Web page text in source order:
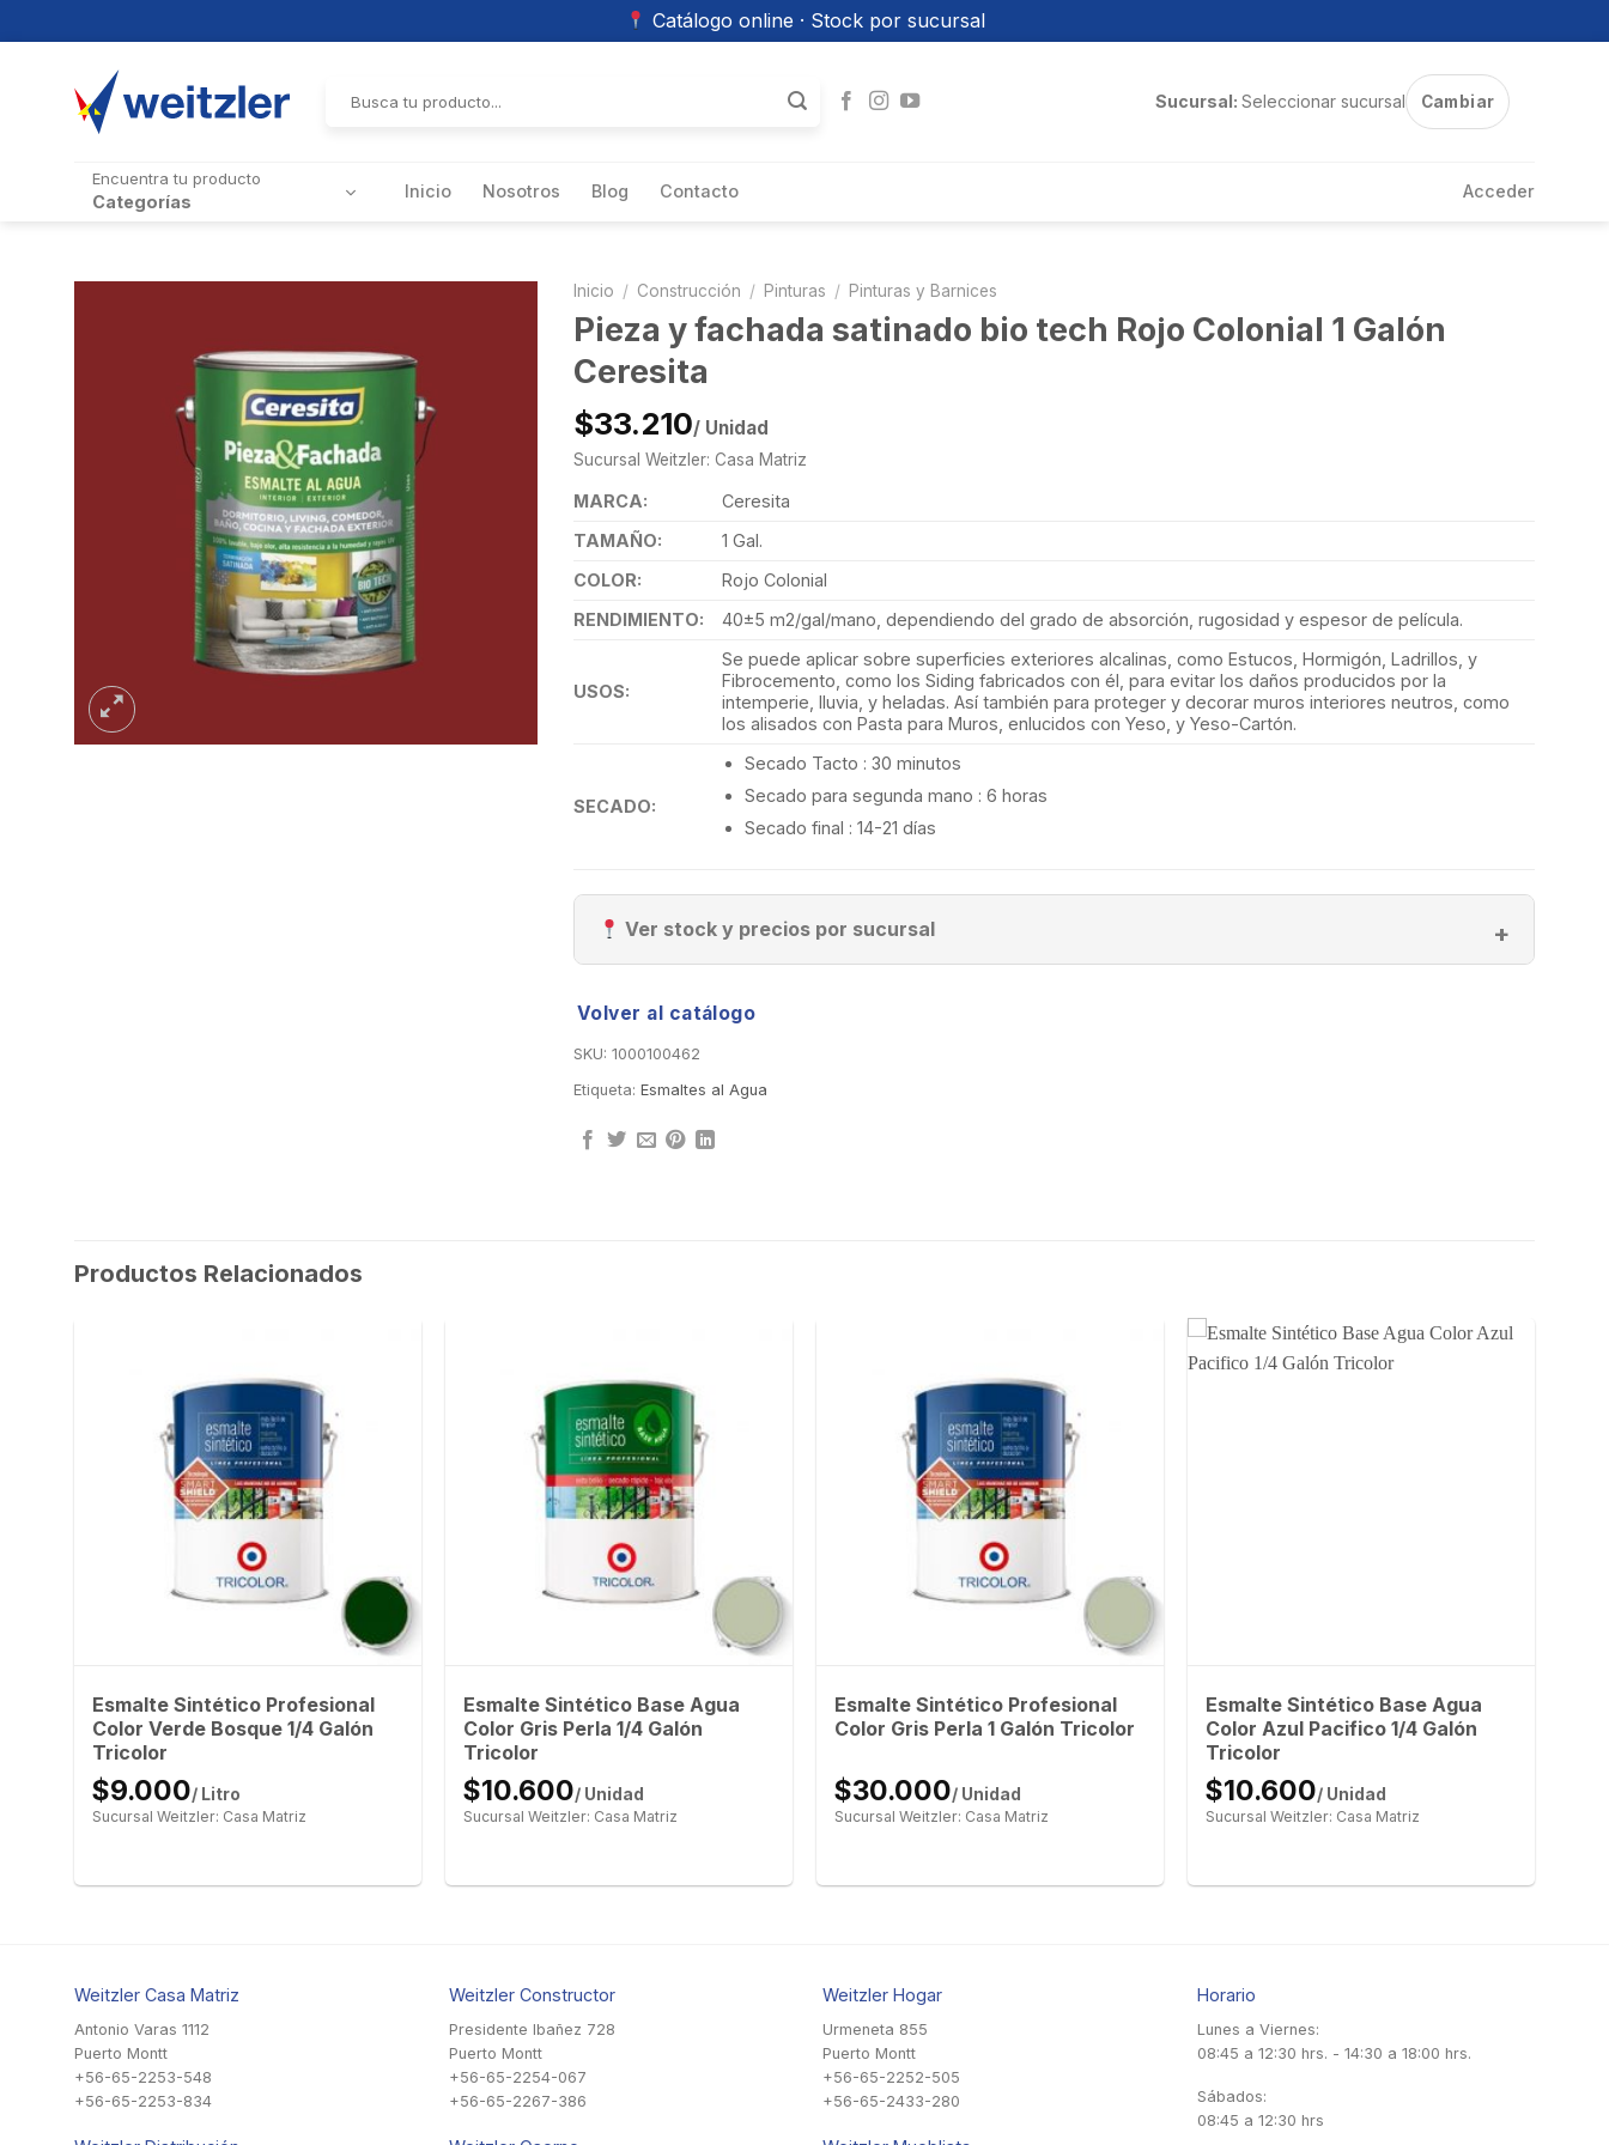
Catálogo online · Stock por sucursal
por:
Sucursal: Seleccionar sucursal Cambiar
Encuentra tu producto
Categorías Inicio Nosotros Blog Contacto Acceder
Inicio / Construcción / Pinturas / Pinturas y Barnices
Pieza y fachada satinado bio tech Rojo Colonial 1 Galón
Ceresita
$33.210/ Unidad
Sucursal Weitzler: Casa Matriz
MARCA:
Ceresita
TAMAÑO:
1 Gal.
COLOR:
Rojo Colonial
RENDIMIENTO:
40±5 m2/gal/mano, dependiendo del grado de absorción, rugosidad y espesor de película.
USOS:
Se puede aplicar sobre superficies exteriores alcalinas, como Estucos, Hormigón, Ladrillos, y
Fibrocemento, como los Siding fabricados con él, para evitar los daños producidos por la
intemperie, lluvia, y heladas. Así también para proteger y decorar muros interiores neutros, como
los alisados con Pasta para Muros, enlucidos con Yeso, y Yeso-Cartón.
SECADO:
Secado Tacto : 30 minutos
Secado para segunda mano : 6 horas
Secado final : 14-21 días
Ver stock y precios por sucursal
Volver al catálogo
SKU: 1000100462
Etiqueta: Esmaltes al Agua
Productos Relacionados
Esmalte Sintético Profesional
Color Verde Bosque 1/4 Galón
Tricolor
$9.000/ Litro
Sucursal Weitzler: Casa Matriz
Esmalte Sintético Base Agua
Color Gris Perla 1/4 Galón
Tricolor
$10.600/ Unidad
Sucursal Weitzler: Casa Matriz
Esmalte Sintético Profesional
Color Gris Perla 1 Galón Tricolor
$30.000/ Unidad
Sucursal Weitzler: Casa Matriz
Esmalte Sintético Base Agua
Color Azul Pacifico 1/4 Galón
Tricolor
$10.600/ Unidad
Sucursal Weitzler: Casa Matriz
Weitzler Casa Matriz
Antonio Varas 1112
Puerto Montt
+56-65-2253-548
+56-65-2253-834
Weitzler Constructor
Presidente Ibañez 728
Puerto Montt
+56-65-2254-067
+56-65-2267-386
Weitzler Hogar
Urmeneta 855
Puerto Montt
+56-65-2252-505
+56-65-2433-280
Horario
Lunes a Viernes:
08:45 a 12:30 hrs. - 14:30 a 18:00 hrs.
Sábados:
08:45 a 12:30 hrs